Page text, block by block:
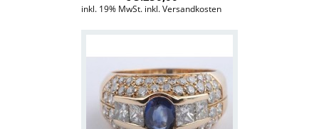
inkl. 19% MwSt. inkl. Versandkosten